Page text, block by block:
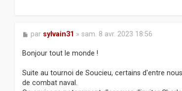
M
s
s
g
e
par sylvain31 » sam. 8 avr. 2023 18:56
Bonjour tout le monde !
Suite au tournoi de Soucieu, certains d'entre
de combat naval.